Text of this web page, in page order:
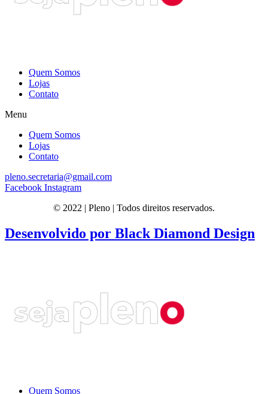
Quem Somos
Lojas
Contato
Menu
Quem Somos
Lojas
Contato
pleno.secretaria@gmail.com
Facebook Instagram
© 2022 | Pleno | Todos direitos reservados.
Desenvolvido por Black Diamond Design
Quem Somos